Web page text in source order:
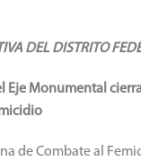
DEL DISTRITO
Eje Monumental
de Combate al